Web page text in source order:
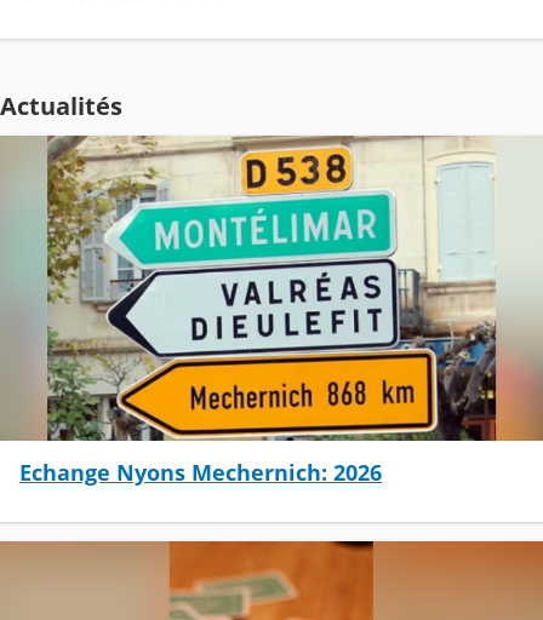
Actualités
Echange Nyons Mechernich: 2026